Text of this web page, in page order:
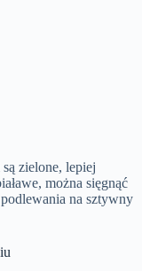
zielone, lepiej
można sięgnąć
na sztywny